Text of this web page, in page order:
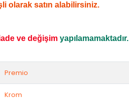
olarak satın alabilirsiniz.
ve değişim yapılamamaktadır.
Premio
Krom